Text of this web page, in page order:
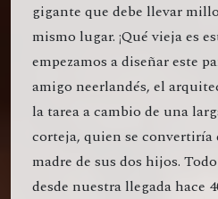
gigante que debe llevar
mismo lugar. ¡Qué vieja es
empezamos a diseñar este
amigo neerlandés, el
la tarea a cambio de una
corteja, quien se
madre de sus dos hijos.
desde nuestra llegada hace